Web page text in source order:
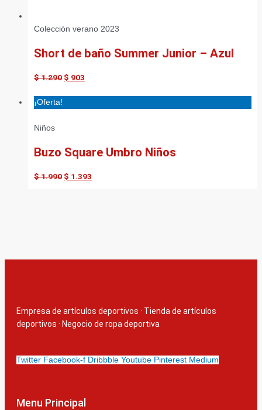
Colección verano 2023
Short de baño Summer Junior – Azul
$1.290 $ 903
¡Oferta!
Niños
Buzo Square Umbro Niños
$1.990 $ 1.393
Empresa de artículos deportivos · Tienda de artículos
deportivos · Negocio de ropa deportiva
Twitter Facebook-f Dribbble Youtube Pinterest Medium
Menu Principal